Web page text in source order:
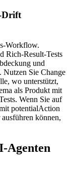
Drift
Workflow.
Rich-Result-Tests
und
Sie Change
wo unterstützt,
als Produkt mit
Wenn Sie auf
potentialAction
können,
Agenten